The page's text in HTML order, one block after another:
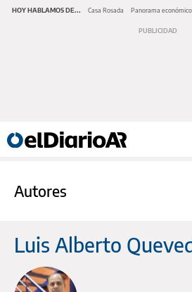
HOY HABLAMOS DE... Casa Rosada Panorama económico
Autores
Luis Alberto